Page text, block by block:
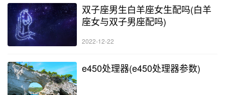
双子座男生白羊座女生配吗(白羊
座女与双子男座配吗)
2022-12-22
e450处理器(e450处理器参数)